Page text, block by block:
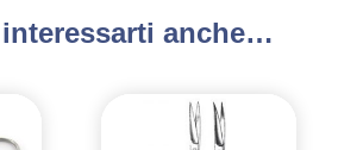
anche…